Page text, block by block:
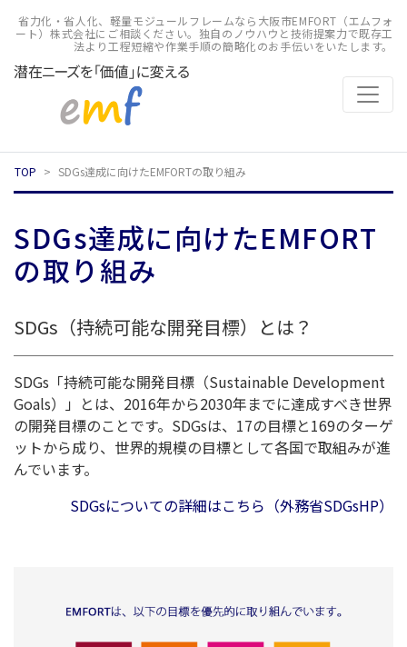
省力化・省人化、軽量モジュールフレームなら大阪市EMFORT（エムフォ
ート）株式会社にご相談ください。独自のノウハウと技術提案力で既存工
法より工程短縮や作業手順の簡略化のお手伝いをいたします。
TOP SDGs達成に向けたEMFORTの取り組み
SDGs達成に向けたEMFORT
の取り組み
SDGs（持続可能な開発目標）とは？
SDGs「持続可能な開発目標（Sustainable Development
Goals）」とは、2016年から2030年までに達成すべき世界
の開発目標のことです。SDGsは、17の目標と169のターゲ
ットから成り、世界的規模の目標として各国で取組みが進
んでいます。
SDGsについての詳細はこちら（外務省SDGsHP）